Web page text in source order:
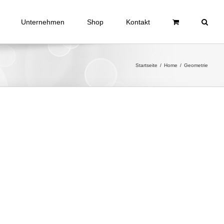
Unternehmen Shop Kontakt
Startseite / Home / Geometrie